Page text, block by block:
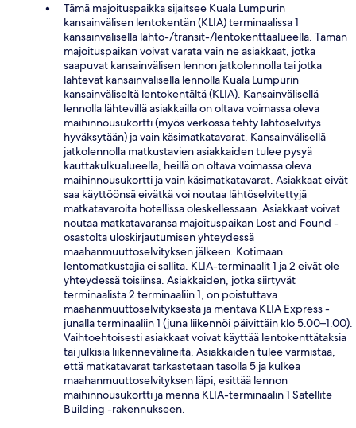
Tämä majoituspaikka sijaitsee Kuala Lumpurin
kansainvälisen lentokentän (KLIA) terminaalissa 1
kansainvälisellä lähtö-/transit-/lentokenttäalueella. Tämän
majoituspaikan voivat varata vain ne asiakkaat, jotka
saapuvat kansainvälisen lennon jatkolennolla tai jotka
lähtevät kansainvälisellä lennolla Kuala Lumpurin
kansainväliseltä lentokentältä (KLIA). Kansainvälisellä
lennolla lähtevillä asiakkailla on oltava voimassa oleva
maihinnousukortti (myös verkossa tehty lähtöselvitys
hyväksytään) ja vain käsimatkatavarat. Kansainvälisellä
jatkolennolla matkustavien asiakkaiden tulee pysyä
kauttakulkualueella, heillä on oltava voimassa oleva
maihinnousukortti ja vain käsimatkatavarat. Asiakkaat eivät
saa käyttöönsä eivätkä voi noutaa lähtöselvitettyjä
matkatavaroita hotellissa oleskellessaan. Asiakkaat voivat
noutaa matkatavaransa majoituspaikan Lost and Found -
osastolta uloskirjautumisen yhteydessä
maahanmuuttoselvityksen jälkeen. Kotimaan
lentomatkustajia ei sallita. KLIA-terminaalit 1 ja 2 eivät ole
yhteydessä toisiinsa. Asiakkaiden, jotka siirtyvät
terminaalista 2 terminaaliin 1, on poistuttava
maahanmuuttoselvityksestä ja mentävä KLIA Express -
junalla terminaaliin 1 (juna liikennöi päivittäin klo 5.00–1.00).
Vaihtoehtoisesti asiakkaat voivat käyttää lentokenttätaksia
tai julkisia liikennevälineitä. Asiakkaiden tulee varmistaa,
että matkatavarat tarkastetaan tasolla 5 ja kulkea
maahanmuuttoselvityksen läpi, esittää lennon
maihinnousukortti ja mennä KLIA-terminaalin 1 Satellite
Building -rakennukseen.